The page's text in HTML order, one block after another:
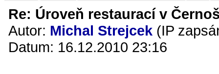
Re: Úroveň restaurací v
Autor: Michal Strejcek (IP
Datum: 16.12.2010 23:16